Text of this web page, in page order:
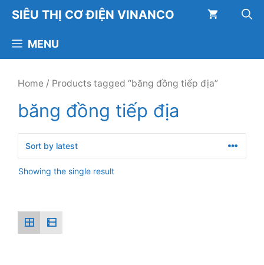
Chuyển
đến
dung
SIÊU THỊ CƠ ĐIỆN VINANCO
MENU
Home / Products tagged “băng đồng tiếp địa”
băng đồng tiếp địa
Showing the single result